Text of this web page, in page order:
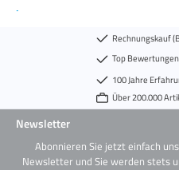
Rechnungskauf
Top Bewertungen
100 Jahre
Über 200.000
Newsletter
Abonnieren Sie jetzt einfach
Newsletter und Sie werden stets